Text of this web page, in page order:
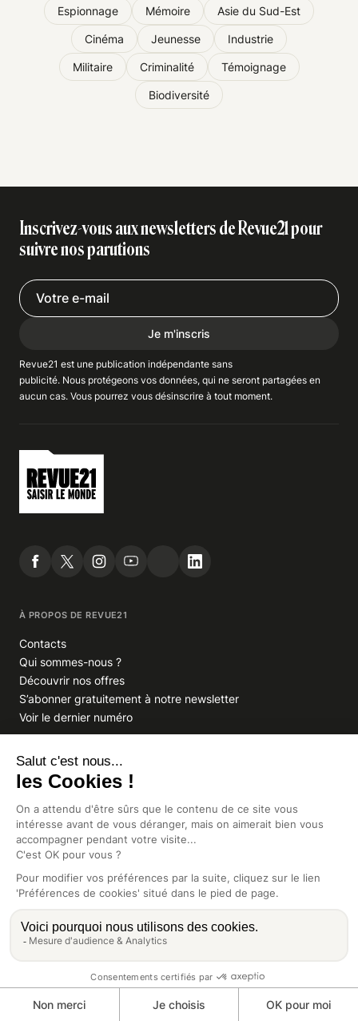
Espionnage Mémoire Asie du Sud-Est
Cinéma Jeunesse Industrie
Militaire Criminalité Témoignage
Biodiversité
Inscrivez-vous aux newsletters de Revue21 pour
suivre nos parutions
Je m'inscris
Revue21 est une publication indépendante sans
publicité. Nous protégeons vos données, qui ne seront partagées en
aucun cas. Vous pourrez vous désinscrire à tout moment.
À PROPOS DE REVUE21
Contacts
Qui sommes-nous ?
Découvrir nos offres
S’abonner gratuitement à notre newsletter
Voir le dernier numéro
VOUS AVEZ UNE QUESTION
À propos de votre abonnement
Vous souhaitez écrire à la rédaction ?
GROUPE INDIGO PUBLICATIONS
En savoir plus sur Indigo Publications
Glitz.paris
Africa Intelligence